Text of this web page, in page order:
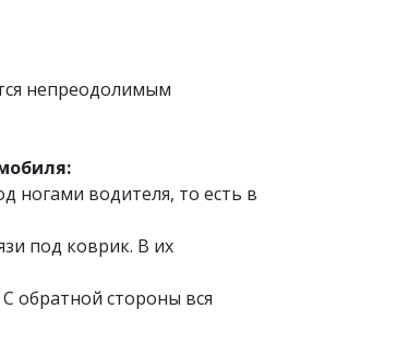
непреодолимым
ногами водителя, то есть в
под коврик. В их
обратной стороны вся